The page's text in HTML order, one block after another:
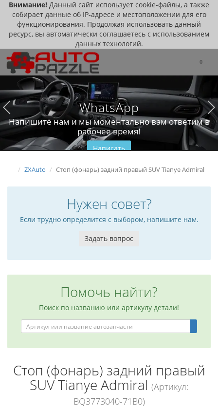
Внимание! Данный сайт использует cookie-файлы, а также
собирает данные об IP-адресе и местоположении для его
функционирования. Продолжая использовать данный
ресурс, вы автоматически соглашаетесь с использованием
данных технологий.
0
WhatsApp
Напишите нам и мы моментально вам ответим в
рабочее время!
Написать
ZXAuto Стоп (фонарь) задний правый SUV Tianye Admiral
Нужен совет?
Если трудно определится с выбором, напишите нам.
Задать вопрос
Помочь найти?
Поиск по названию или артикулу детали!
Стоп (фонарь) задний правый
SUV Tianye Admiral (Артикул:
BQ3773040-71B0)